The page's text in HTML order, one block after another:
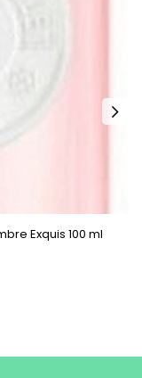
Exquis 100 ml